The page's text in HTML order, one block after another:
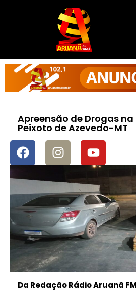
Apreensão de Drogas na
Peixoto de Azevedo-MT
Da Redação Rádio Aruanã FM